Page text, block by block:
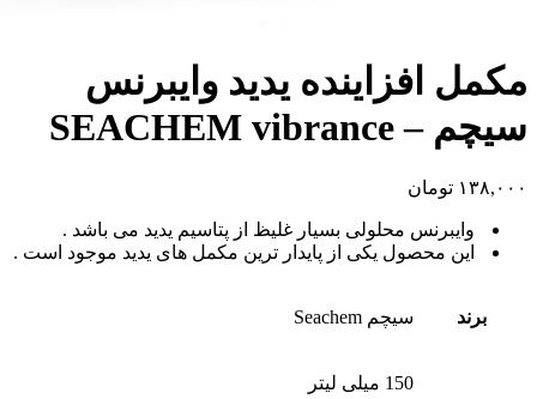
مکمل افزاینده یدید وایبرنس
سیچم – SEACHEM vibrance
۱۳۸,۰۰۰ تومان
وایبرنس محلولی بسیار غلیظ از پتاسیم یدید می باشد .
این محصول یکی از پایدار ترین مکمل های یدید موجود است .
برند سیچم Seachem
150 میلی لیتر